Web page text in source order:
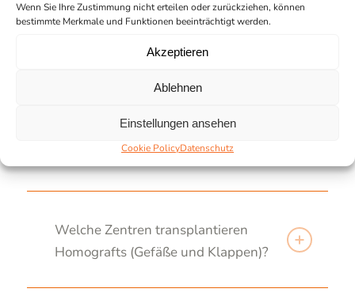
Wenn Sie Ihre Zustimmung nicht erteilen oder zurückziehen, können
bestimmte Merkmale und Funktionen beeinträchtigt werden.
Akzeptieren
Ablehnen
Einstellungen ansehen
Cookie PolicyDatenschutz
Hornhauttransplantate gefunden? Gibt es
eine Warteliste? Wie wird priorisiert?
Welche Zentren transplantieren
Homografts (Gefäße und Klappen)?